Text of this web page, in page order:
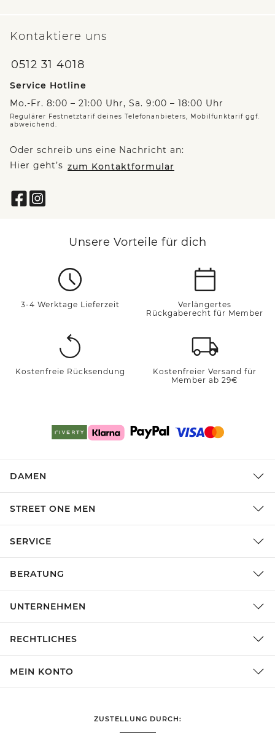
Kontaktiere uns
0512 31 4018
Service Hotline
Mo.-Fr. 8:00 – 21:00 Uhr, Sa. 9:00 – 18:00 Uhr
Regulärer Festnetztarif deines Telefonanbieters, Mobilfunktarif ggf.
abweichend.
Oder schreib uns eine Nachricht an:
Hier geht’s zum Kontaktformular
Unsere Vorteile für dich
3-4 Werktage Lieferzeit
Verlängertes
Rückgaberecht für Member
Kostenfreie Rücksendung
Kostenfreier Versand für
Member ab 29€
DAMEN
STREET ONE MEN
SERVICE
BERATUNG
UNTERNEHMEN
RECHTLICHES
MEIN KONTO
ZUSTELLUNG DURCH: